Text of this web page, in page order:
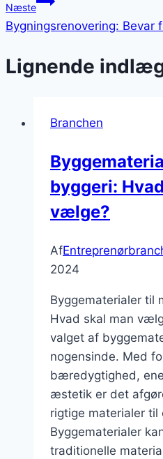
Næste
Bygningsrenovering: Bevar
Lignende
Branchen
byggeri:
vælge?
Af
2024
Byggematerialer til
Hvad skal man
valget af
nogensinde. Med
bæredygtighed,
æstetik er det
rigtige materialer
Byggematerialer
traditionelle